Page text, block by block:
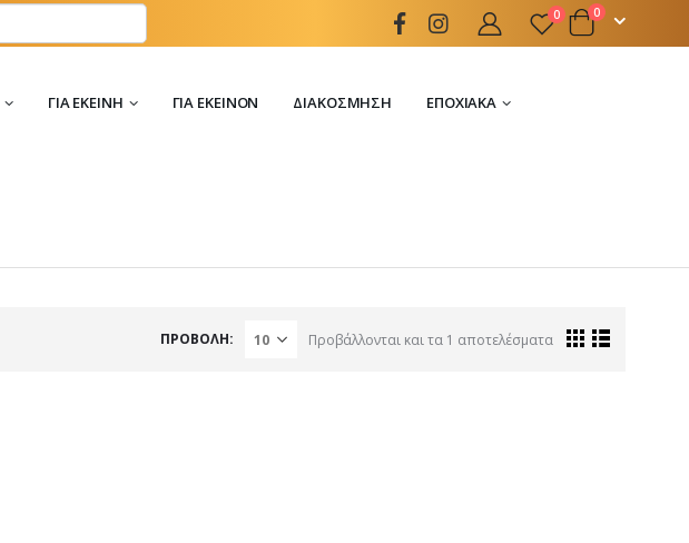
0 0
ΓΙΑ ΕΚΕΊΝΗ ΓΙΑ ΕΚΕΊΝΟΝ ΔΙΑΚΌΣΜΗΣΗ ΕΠΟΧΙΑΚΆ
Προβάλλονται και τα 1 αποτελέσματα
ΠΡΟΒΟΛΉ: